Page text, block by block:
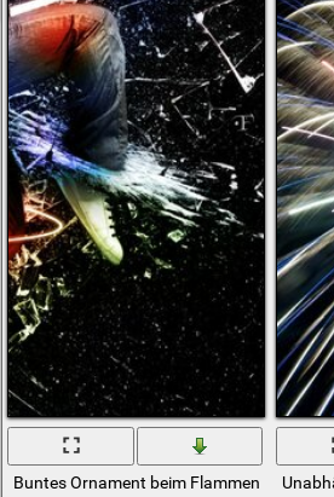
Buntes Ornament beim Flammen-Festival